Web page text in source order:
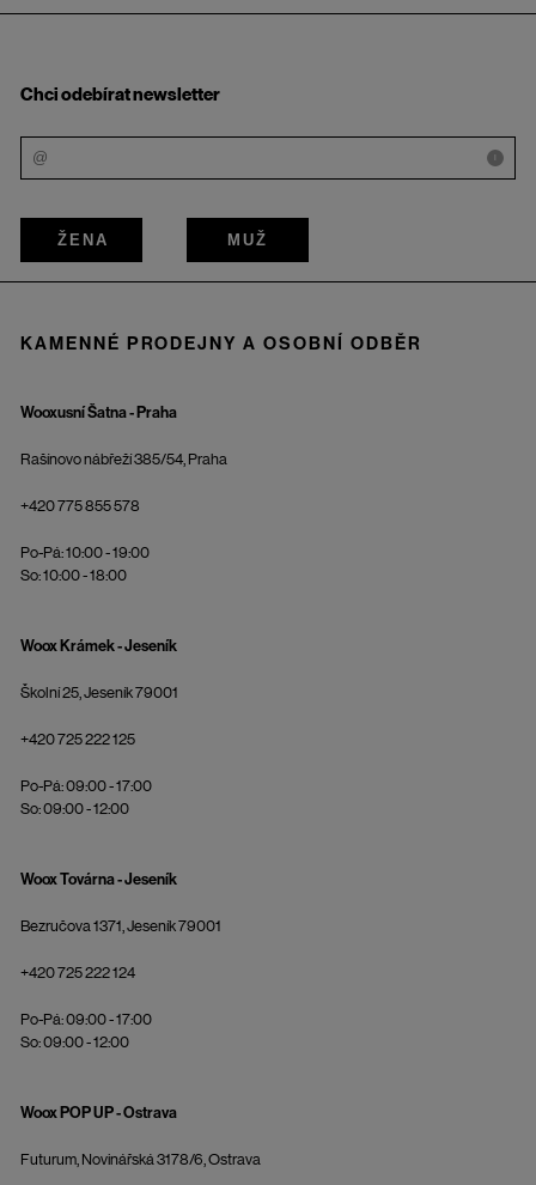
Chci odebírat newsletter
i
ŽENA MUŽ
KAMENNÉ PRODEJNY A OSOBNÍ ODBĚR
Wooxusní Šatna - Praha
Rašínovo nábřeží 385/54, Praha
+420 775 855 578
Po-Pá: 10:00 - 19:00
So: 10:00 - 18:00
Woox Krámek - Jeseník
Školní 25, Jeseník 79001
+420 725 222 125
Po-Pá: 09:00 - 17:00
So: 09:00 - 12:00
Woox Továrna - Jeseník
Bezručova 1371, Jeseník 79001
+420 725 222 124
Po-Pá: 09:00 - 17:00
So: 09:00 - 12:00
Woox POP UP - Ostrava
Futurum, Novinářská 3178/6, Ostrava